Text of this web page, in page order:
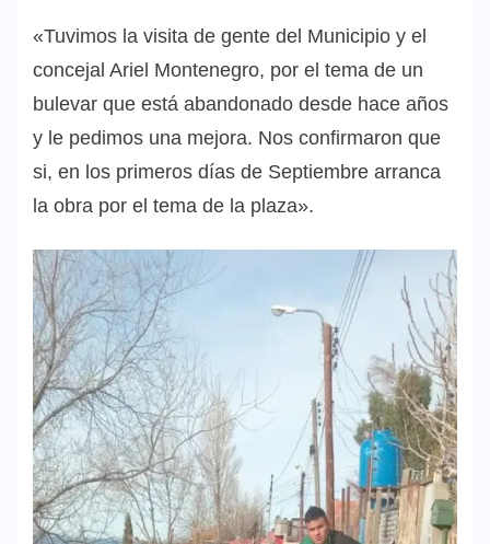
«Tuvimos la visita de gente del Municipio y el
concejal Ariel Montenegro, por el tema de un
bulevar que está abandonado desde hace años
y le pedimos una mejora. Nos confirmaron que
si, en los primeros días de Septiembre arranca
la obra por el tema de la plaza».